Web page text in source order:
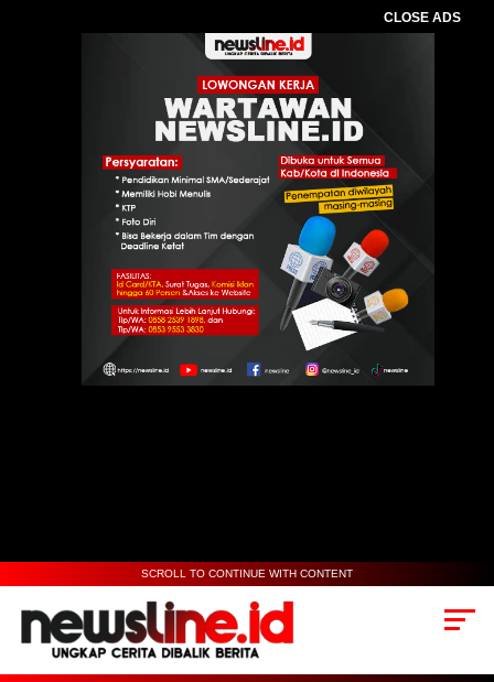
CLOSE ADS
SCROLL TO CONTINUE WITH CONTENT